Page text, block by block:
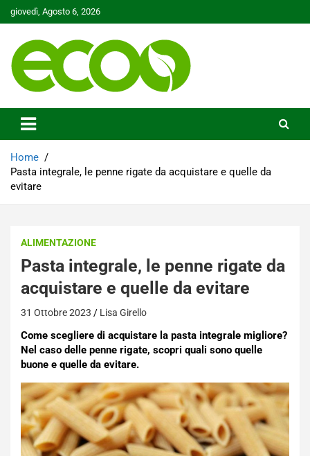
Skip
to
giovedì, Agosto 6, 2026
Ecoo.it
Home
Pasta integrale, le penne rigate da acquistare e quelle da
evitare
ALIMENTAZIONE
Pasta integrale, le penne rigate da
acquistare e quelle da evitare
31 Ottobre 2023 Lisa Girello
Come scegliere di acquistare la pasta integrale migliore?
Nel caso delle penne rigate, scopri quali sono quelle
buone e quelle da evitare.